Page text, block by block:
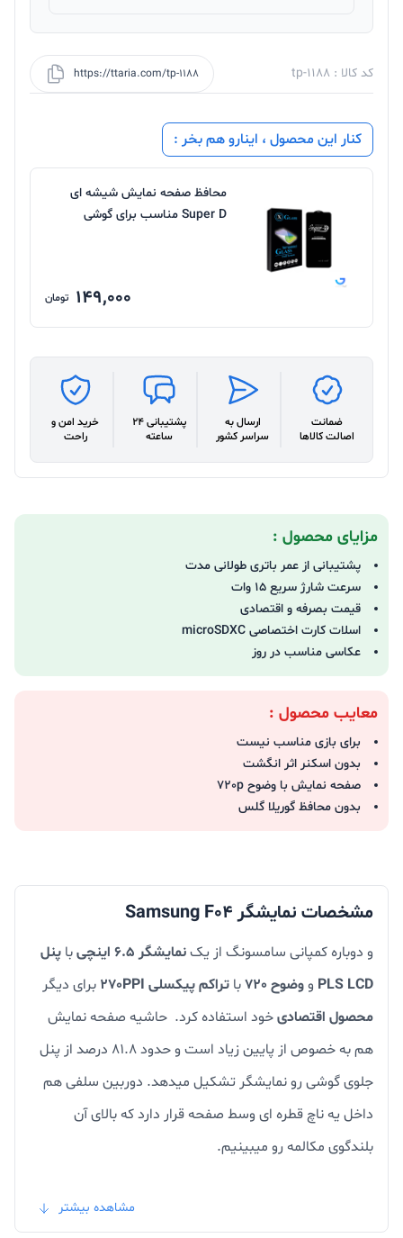
کد کالا : tp-1188 https://ttaria.com/tp-1188
کنار این محصول ، اینارو هم بخر :
محافظ صفحه نمایش شیشه ای
Super D مناسب برای گوشی
149,000 تومان
ضمانت
اصالت کالاها
ارسال به
سراسر کشور
پشتیبانی 24
ساعته
خرید امن و
راحت
مزایای محصول :
پشتیبانی از عمر باتری طولانی مدت
سرعت شارژ سریع 15 وات
قیمت بصرفه و اقتصادی
اسلات کارت اختصاصی microSDXC
عکاسی مناسب در روز
معایب محصول :
برای بازی مناسب نیست
بدون اسکنر اثر انگشت
صفحه نمایش با وضوح 720p
بدون محافظ گوریلا گلس
مشخصات نمایشگر Samsung F04
و دوباره کمپانی سامسونگ از یکنمایشگر 6.5 اینچی با پنل
PLS LCD ووضوح 720 با تراکم پیکسلی 270PPI
برای دیگر
محصول اقتصادیخود استفاده کرد. حاشیه صفحه نمایش
هم به خصوص از پایین زیاد است و حدود 81.8 درصد از پنل
جلوی گوشی رو نمایشگر تشکیل میدهد. دوربین سلفی هم
داخل یه ناچ قطره ای وسط صفحه قرار دارد که بالای آن
بلندگوی مکالمه رو میبینیم.
مشاهده بیشتر